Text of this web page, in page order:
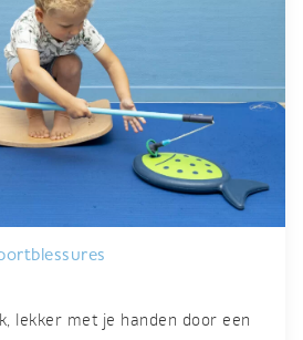
lekker met je handen door een